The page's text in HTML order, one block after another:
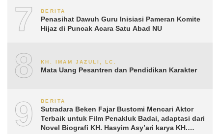
7 BERITA
Penasihat Dawuh Guru Inisiasi Pameran Komite
Hijaz di Puncak Acara Satu Abad NU
8 KH. IMAM JAZULI, LC.
Mata Uang Pesantren dan Pendidikan Karakter
9 BERITA
Sutradara Beken Fajar Bustomi Mencari Aktor
Terbaik untuk Film Penakluk Badai, adaptasi dari
Novel Biografi KH. Hasyim Asy’ari karya KH.